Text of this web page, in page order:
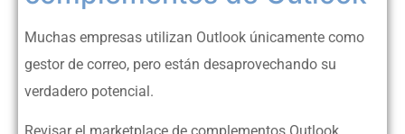
Muchas empresas utilizan Outlook únicamente como
gestor de correo, pero están desaprovechando su
verdadero potencial.